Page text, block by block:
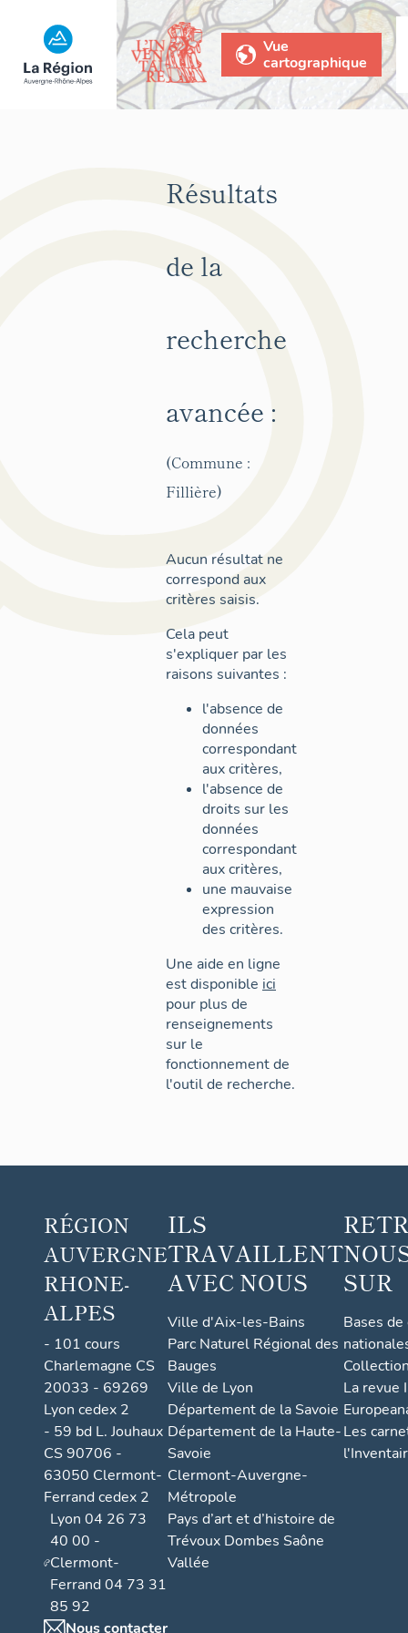
Vue
cartographique
Résultats
de la
recherche
avancée :
(Commune :
Fillière)
Aucun résultat ne
correspond aux
critères saisis.
Cela peut
s'expliquer par les
raisons suivantes :
l'absence de
données
correspondant
aux critères,
l'absence de
droits sur les
données
correspondant
aux critères,
une mauvaise
expression
des critères.
Une aide en ligne
est disponible ici
pour plus de
renseignements
sur le
fonctionnement de
l'outil de recherche.
RÉGION
AUVERGNE
RHONE-
ALPES
- 101 cours
Charlemagne CS
20033 - 69269
Lyon cedex 2
- 59 bd L. Jouhaux
CS 90706 -
63050 Clermont-
Ferrand cedex 2
Lyon 04 26 73
40 00 -
Clermont-
Ferrand 04 73 31
85 92
Nous contacter
ILS
TRAVAILLENT
AVEC NOUS
Ville d'Aix-les-Bains
Parc Naturel Régional des
Bauges
Ville de Lyon
Département de la Savoie
Département de la Haute-
Savoie
Clermont-Auvergne-
Métropole
Pays d’art et d’histoire de
Trévoux Dombes Saône
Vallée
SUR
Bases
La revue
Les